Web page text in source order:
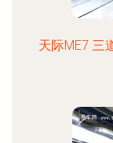
天际ME7 三